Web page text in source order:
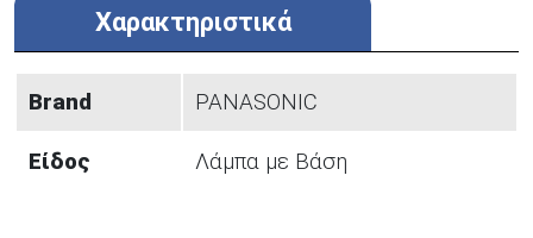
Προσοχή!Η Διαθεσιμότητα μεταβάλλεται συνεχώς
Διαβάστε εδώ
Χαρακτηριστικά
Brand PANASONIC
Είδος Λάμπα με Βάση